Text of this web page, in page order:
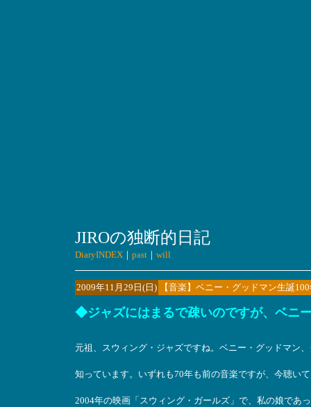
JIROの独断的日記
DiaryINDEX｜ past｜ will
2009年11月29日(日) 【音楽】ベニー・グッドマン生誕
◆ジャズにはまるで疎いのですが、ベニ
元祖、スウィング・ジャズですね。ベニー・グッドマン
知っています。いずれも70年も前の音楽ですが、今聴い
2004年の映画「スウィング・ガールズ」で、私の娘であ